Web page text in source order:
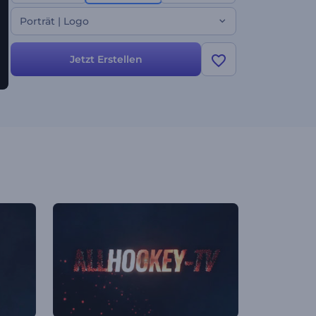
Porträt | Logo
Jetzt Erstellen